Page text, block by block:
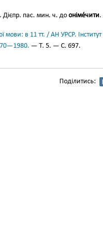
Дієпр. пас. мин. ч. до оніме́чити.
мови: в 11 тт. / АН УРСР.
— Т. 5. — С. 697.
Поділитись: